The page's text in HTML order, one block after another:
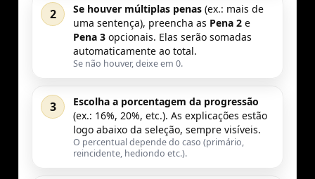
2 Se houver múltiplas penas (ex.: mais de
uma sentença), preencha as Pena 2 e
Pena 3 opcionais. Elas serão somadas
automaticamente ao total.
Se não houver, deixe em 0.
3
Escolha a porcentagem da progressão
(ex.: 16%, 20%, etc.). As explicações estão
logo abaixo da seleção, sempre visíveis.
O percentual depende do caso (primário,
reincidente, hediondo etc.).